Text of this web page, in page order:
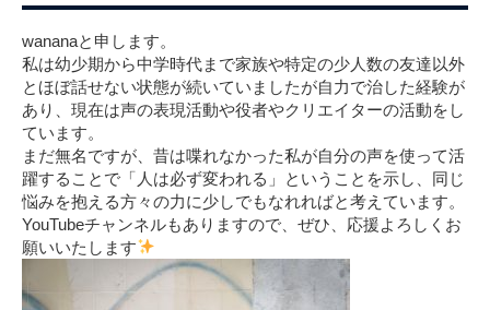
wananaと申します。
私は幼少期から中学時代まで家族や特定の少人数の友達以外
とほぼ話せない状態が続いていましたが自力で治した経験が
あり、現在は声の表現活動や役者やクリエイターの活動をし
ています。
まだ無名ですが、昔は喋れなかった私が自分の声を使って活
躍することで「人は必ず変われる」ということを示し、同じ
悩みを抱える方々の力に少しでもなれればと考えています。
YouTubeチャンネルもありますので、ぜひ、応援よろしくお
願いいたします